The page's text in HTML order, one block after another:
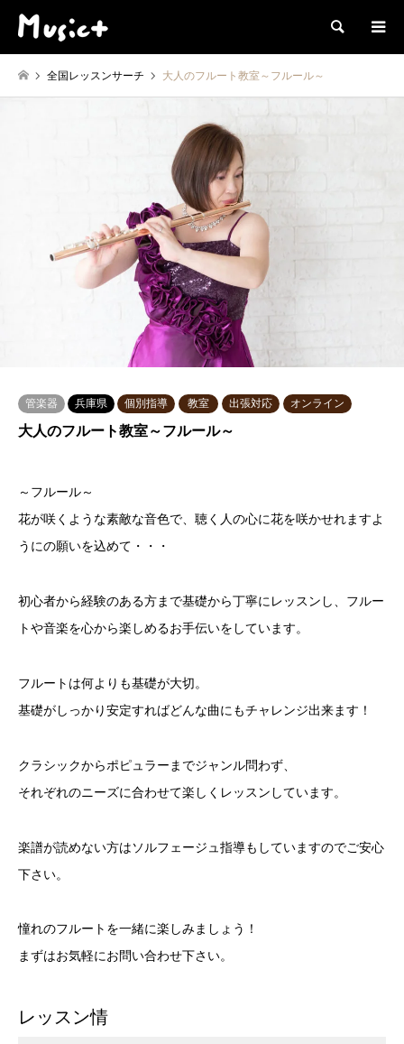
検索
全国レッスンサーチ 大人のフルート教室～フルール～
管楽器 兵庫県 個別指導 教室 出張対応 オンライン
大人のフルート教室～フルール～
～フルール～
花が咲くような素敵な音色で、聴く人の心に花を咲かせれますよ
うにの願いを込めて・・・
初心者から経験のある方まで基礎から丁寧にレッスンし、フルー
トや音楽を心から楽しめるお手伝いをしています。
フルートは何よりも基礎が大切。
基礎がしっかり安定すればどんな曲にもチャレンジ出来ます！
クラシックからポピュラーまでジャンル問わず、
それぞれのニーズに合わせて楽しくレッスンしています。
楽譜が読めない方はソルフェージュ指導もしていますのでご安心
下さい。
憧れのフルートを一緒に楽しみましょう！
まずはお気軽にお問い合わせ下さい。
レッスン情